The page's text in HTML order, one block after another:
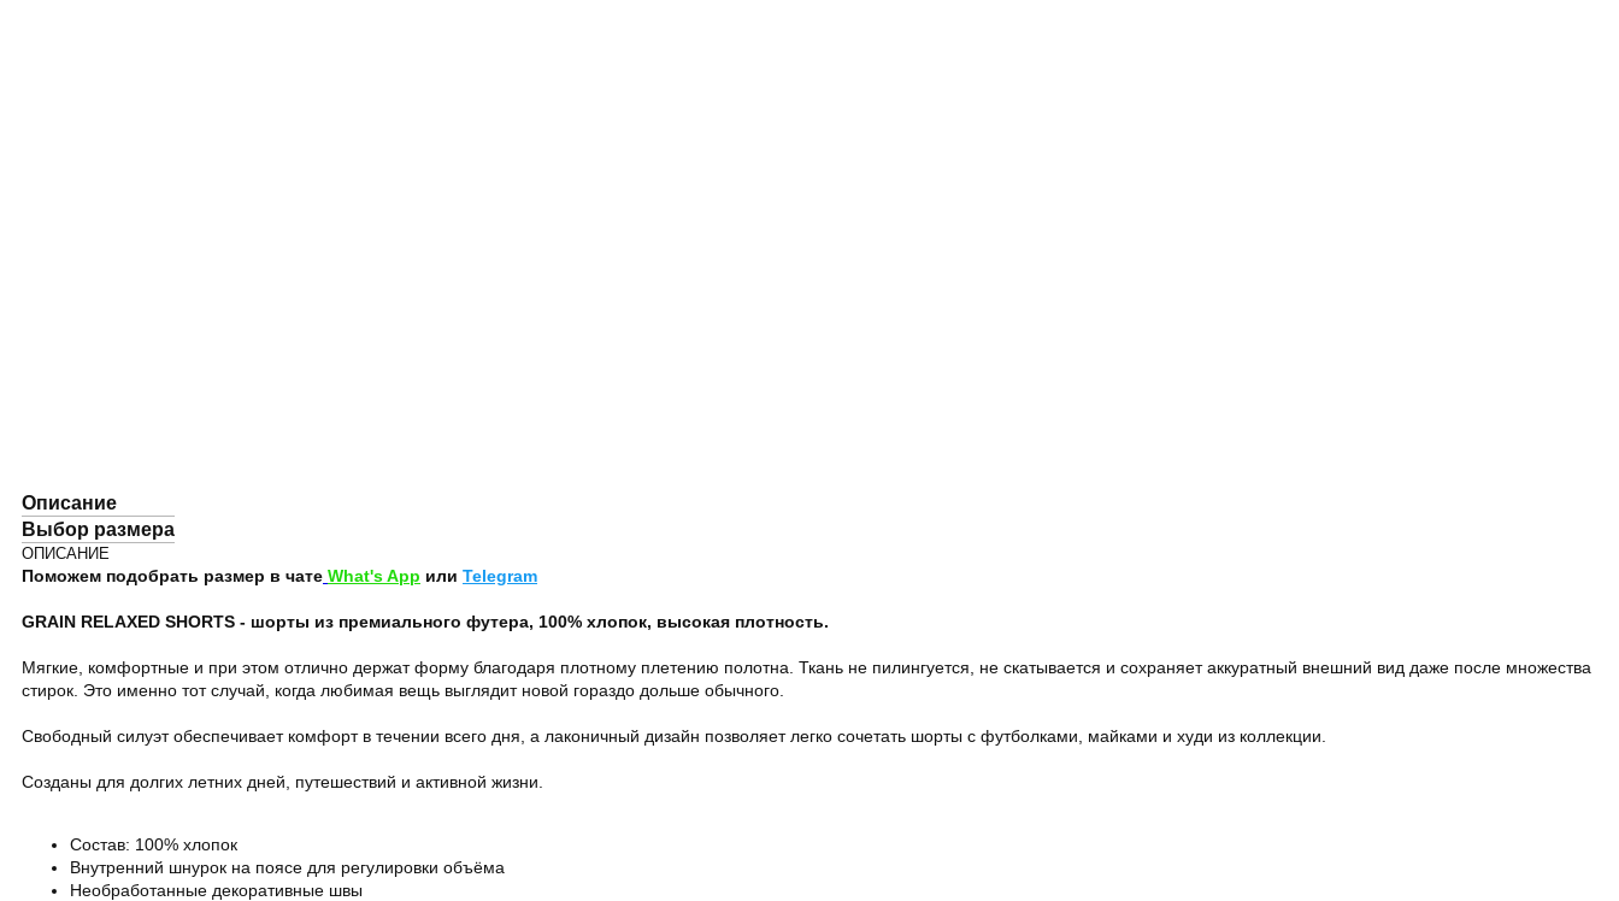
Описание
Выбор размера
ОПИСАНИЕ
Поможем подобрать размер в чате What's App или Telegram
GRAIN RELAXED SHORTS - шорты из премиального футера, 100% хлопок, высокая плотность.
Мягкие, комфортные и при этом отлично держат форму благодаря плотному плетению полотна. Ткань не пилингуется, не скатывается и сохраняет аккуратный внешний вид даже после множества
стирок. Это именно тот случай, когда любимая вещь выглядит новой гораздо дольше обычного.
Свободный силуэт обеспечивает комфорт в течении всего дня, а лаконичный дизайн позволяет легко сочетать шорты с футболками, майками и худи из коллекции.
Созданы для долгих летних дней, путешествий и активной жизни.
Состав: 100% хлопок
Внутренний шнурок на поясе для регулировки объёма
Необработанные декоративные швы